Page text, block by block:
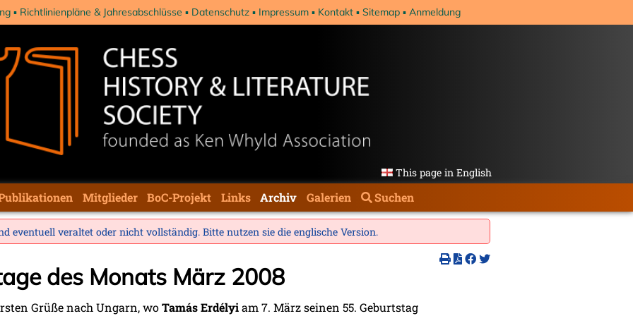
Richtlinienpläne & Jahresabschlüsse Datenschutz Impressum Kontakt Sitemap Anmeldung
This page in English
Mitglieder BoC-Projekt Links Archiv Galerien Suchen
eventuell veraltet oder nicht vollständig. Bitte nutzen sie die englische Version.
des Monats März 2008
Grüße nach Ungarn, woTamás Erdélyiam 7. März seinen 55. Geburtstag